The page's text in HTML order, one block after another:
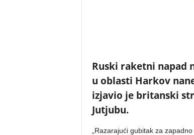
Ruski raketni napad
u oblasti Harkov
izjavio je britanski
Jutjubu.
„Razarajući gubitak za